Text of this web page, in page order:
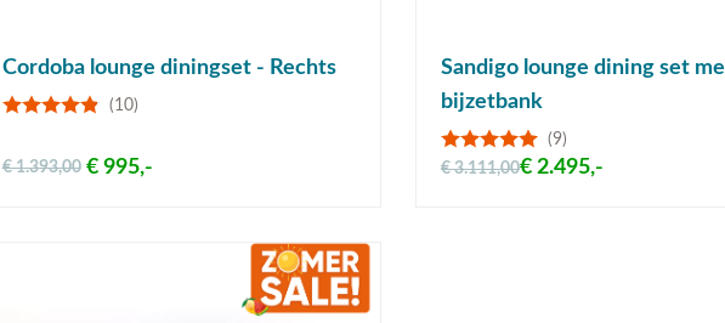
Cordoba lounge diningset - Rechts
(10)
€ 995,-
€ 1.393,00
Sandigo lounge dining set
bijzetbank
(9)
€ 3.111,00€ 2.495,-